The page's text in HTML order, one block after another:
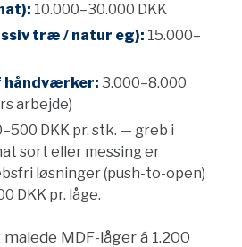
10.000–30.000 DKK
træ / natur eg): 15.000–
håndværker: 3.000–8.000
arbejde)
DKK pr. stk. — greb i
sort eller messing er
løsninger (push-to-open)
DKK pr. låge.
malede MDF-låger á 1.200